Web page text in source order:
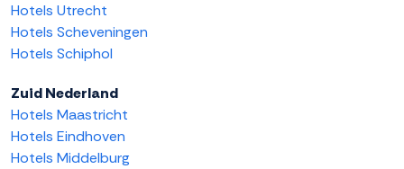
Hotels Utrecht
Hotels Scheveningen
Hotels Schiphol
Zuid Nederland
Hotels Maastricht
Hotels Eindhoven
Hotels Middelburg